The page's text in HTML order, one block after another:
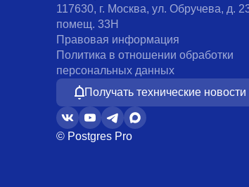
117630, г. Москва, ул. Обручева, д.
помещ. 33Н
Правовая информация
Политика в отношении обработки
персональных данных
Получать технические новости
© Postgres Pro